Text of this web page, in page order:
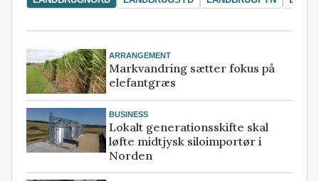
ARRANGEMENT
Markvandring sætter fokus på
elefantgræs
BUSINESS
Lokalt generationsskifte skal
løfte midtjysk siloimportør i
Norden